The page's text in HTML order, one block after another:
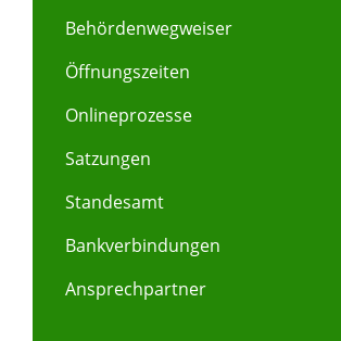
Behördenwegweiser
Öffnungszeiten
Onlineprozesse
Satzungen
Standesamt
Bankverbindungen
Ansprechpartner